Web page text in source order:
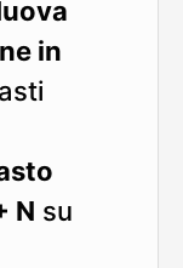
in
N su